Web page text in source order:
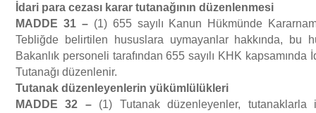
dari para cezası karar tutanağının d üzenlenmesi
MADDE 31 –(1) 655 sayılı Kanun Hükmünde
Tebliğde belirtilen hususlara uymayanlar hakkında, bu
Bakanlık personeli tarafından 655 sayılı KHK kapsamında
Tutanağı düzenlenir.
Tutanak d üzenleyenlerin yü küml ü ü kleri
MADDE 32 –(1) Tutanak düzenleyenler, tutanaklarla